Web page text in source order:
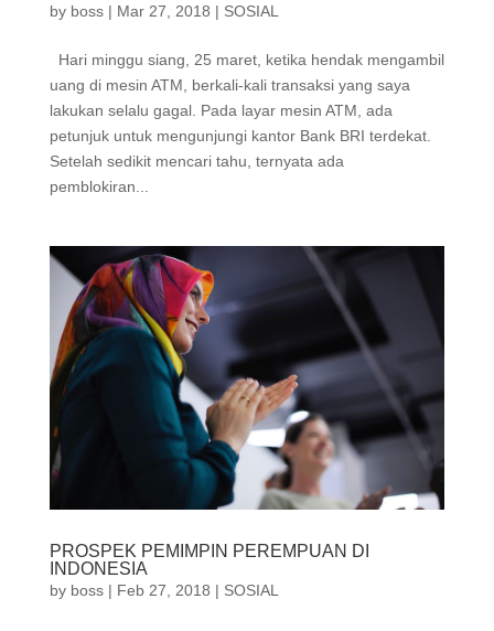
by boss| Mar 27, 2018 | SOSIAL
Hari minggu siang, 25 maret, ketika hendak mengambil
uang di mesin ATM, berkali-kali transaksi yang saya
lakukan selalu gagal. Pada layar mesin ATM, ada
petunjuk untuk mengunjungi kantor Bank BRI terdekat.
Setelah sedikit mencari tahu, ternyata ada
pemblokiran...
PROSPEK PEMIMPIN PEREMPUAN DI
INDONESIA
by boss| Feb 27, 2018 | SOSIAL